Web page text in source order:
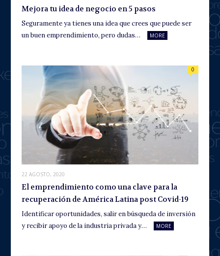
Mejora tu idea de negocio en 5 pasos
Seguramente ya tienes una idea que crees que puede ser
un buen emprendimiento, pero dudas…
MORE
22 AGOSTO, 2020
0
El emprendimiento como una clave para la
recuperación de América Latina post Covid-19
Identificar oportunidades, salir en búsqueda de inversión
y recibir apoyo de la industria privada y…
MORE